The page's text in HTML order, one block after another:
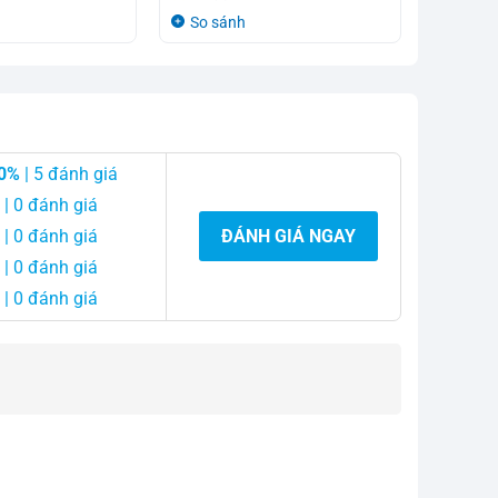
gốc
hiệnSo sánh
| 5 đánh giá
| 0 đánh giá
| 0 đánh giá
| 0 đánh giá
| 0 đánh giá
ĐÁNH GIÁ NGAY